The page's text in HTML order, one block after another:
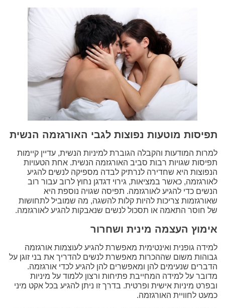
תפיסות מוטעות נפוצות לגבי האורגזמה הנשית
למרות המודעות והקבלה הגוברת למיניות הנשית, עדיין קיימות
תפיסות שגויות רבות סביב האורגזמה הנשית. אחת הטעויות
הנפוצות היא שחדירה לנרתיק לבדה מספיקה לנשים להגיע
לאורגזמה, כאשר במציאות, גירוי דגדגן נחוץ לרוב עבור רוב
הנשים כדי להגיע לאורגזמה. תפיסה שגויה נוספת היא
שאורגזמות צריכות להיות קלות להשגה, מה שמוביל לתחושות
של חוסר התאמה או תסכול לנשים שנאבקות להגיע לאורגזמה.
אימוץ העצמה מינית ושחרור
למידה גופנית ואינטימית מאפשרת להגיע לעוצמות אורגזמה
גבוהות משום שההכרות מאפשרת לנשים להדריך את בני זוגן על
הדברים שנעימים להן ומאפשרים להן להגיע לכדי אורגזמה.
מדובר על למידה המחייבת פתיחות ורצון ללמוד על מיניות
ובפרט מיניות אישית ופרטית. בדרך זו ניתן להגיע בכל אקט מיני
כמעט לחוויית האורגזמה.